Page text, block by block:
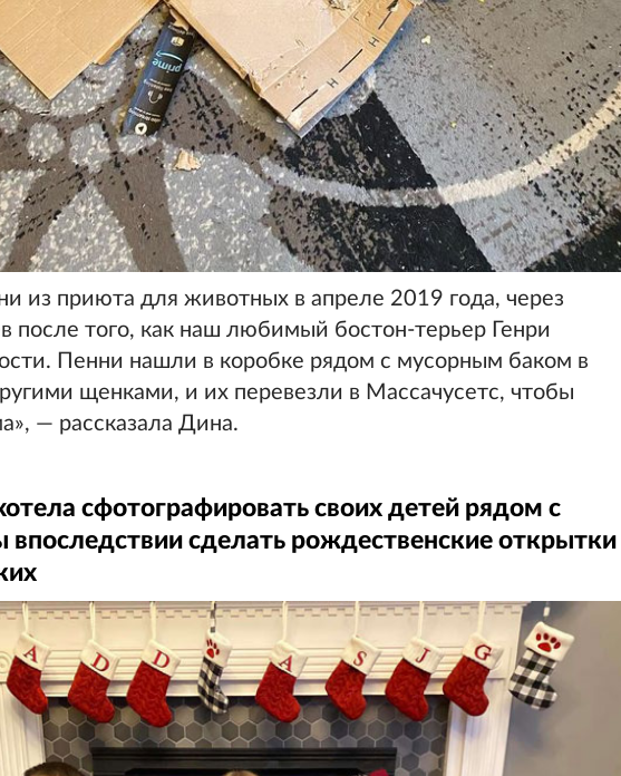
из приюта для животных в апреле 2019 года, через
после того, как наш любимый бостон-терьер Генри
Пенни нашли в коробке рядом с мусорным баком в
щенками, и их перевезли в Массачусетс, чтобы
— рассказала Дина.
сфотографировать своих детей рядом с
сделать рождественские открытки